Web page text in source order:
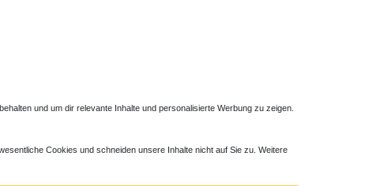
und um dir relevante Inhalte und personalisierte Werbung zu zeigen.
Cookies und schneiden unsere Inhalte nicht auf Sie zu. Weitere